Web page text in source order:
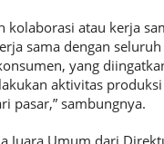
atau kerja
sama dengan
yang
aktivitas
pasar,” sambungnya.
Umum dari